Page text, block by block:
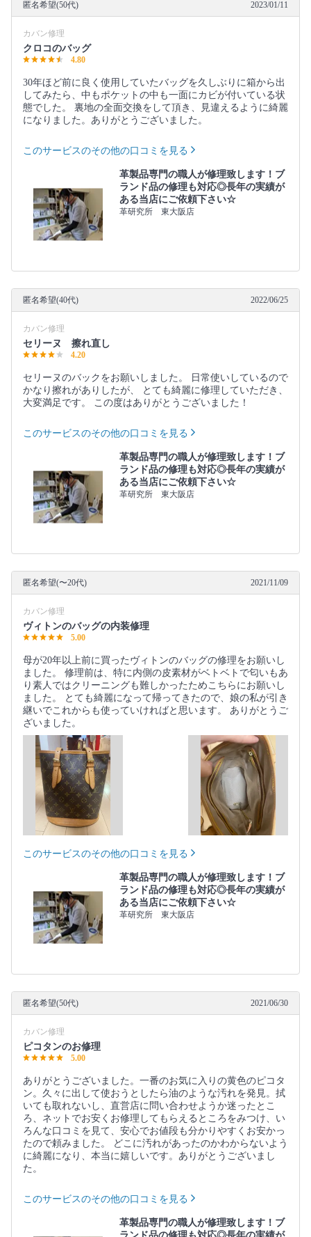
匿名希望(50代) 2023/01/11
カバン修理
クロコのバッグ
4.80
30年ほど前に良く使用していたバッグを久しぶりに箱から出
してみたら、中もポケットの中も一面にカビが付いている状
態でした。 裏地の全面交換をして頂き、見違えるように綺麗
になりました。ありがとうございました。
このサービスのその他の口コミを見る
革製品専門の職人が修理致します！ブ
ランド品の修理も対応◎長年の実績が
ある当店にご依頼下さい☆
革研究所 東大阪店
匿名希望(40代) 2022/06/25
カバン修理
セリーヌ 擦れ直し
4.20
セリーヌのバックをお願いしました。 日常使いしているので
かなり擦れがありしたが、 とても綺麗に修理していただき、
大変満足です。 この度はありがとうございました！
このサービスのその他の口コミを見る
革製品専門の職人が修理致します！ブ
ランド品の修理も対応◎長年の実績が
ある当店にご依頼下さい☆
革研究所 東大阪店
匿名希望(〜20代) 2021/11/09
カバン修理
ヴィトンのバッグの内装修理
5.00
母が20年以上前に買ったヴィトンのバッグの修理をお願いし
ました。 修理前は、特に内側の皮素材がベトベトで匂いもあ
り素人ではクリーニングも難しかったためこちらにお願いし
ました。 とても綺麗になって帰ってきたので、娘の私が引き
継いでこれからも使っていければと思います。 ありがとうご
ざいました。
このサービスのその他の口コミを見る
革製品専門の職人が修理致します！ブ
ランド品の修理も対応◎長年の実績が
ある当店にご依頼下さい☆
革研究所 東大阪店
匿名希望(50代) 2021/06/30
カバン修理
ピコタンのお修理
5.00
ありがとうございました。一番のお気に入りの黄色のピコタ
ン。久々に出して使おうとしたら油のような汚れを発見。拭
いても取れないし、直営店に問い合わせようか迷ったとこ
ろ、ネットでお安くお修理してもらえるところをみつけ、い
ろんな口コミを見て、安心でお値段も分かりやすくお安かっ
たので頼みました。 どこに汚れがあったのかわからないよう
に綺麗になり、本当に嬉しいです。ありがとうございまし
た。
このサービスのその他の口コミを見る
革製品専門の職人が修理致します！ブ